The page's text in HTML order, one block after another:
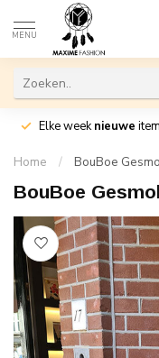
MENU
Elke weeknieuwe
Home / BouBoe
BouBoe